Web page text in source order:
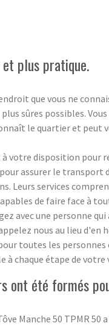
plus pratique.
que vous ne
sûres possibles.
le quartier et peut
votre disposition pour
assurer le transport
Leurs services
de faire face à
avec une personne
nous au lieu d'en
toutes les
à chaque étape de votre
ont été formés
Manche 50 TPMR